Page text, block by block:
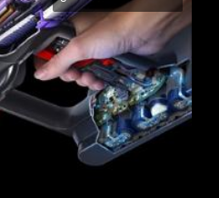
Root Cyclone™ Technologie